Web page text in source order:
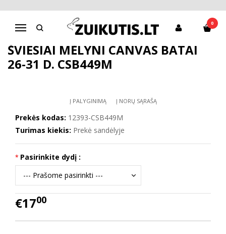
Navigacija
0
Pagrindinis Batai berniukui
CANVAS
Šviesiai mėlyni canvas batai 26-31 d. CSB449M
ŠVIESIAI MĖLYNI CANVAS BATAI
26-31 D. CSB449M
Į PALYGINIMĄ Į NORŲ SĄRAŠĄ
Prekės kodas: 12393-CSB449M
Turimas kiekis: Prekė sandėlyje
Pasirinkite dydį :
€1700